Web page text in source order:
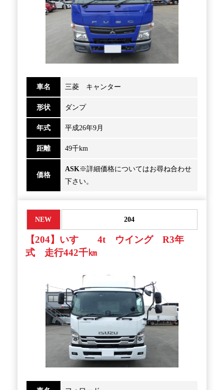
車名 三菱 キャンター
形状 ダンプ
年式 平成26年9月
距離 49千km
価格
ASK※詳細価格についてはお尋ね合わせ
下さい。
NEW 204
【204】いすゞ 4t ウイング R3年
式 走行442千㎞